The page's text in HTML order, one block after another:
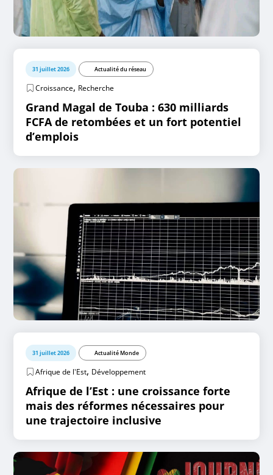
31 juillet 2026 Actualité du réseau
Croissance, Recherche
Grand Magal de Touba : 630 milliards
FCFA de retombées et un fort potentiel
d’emplois
31 juillet 2026 Actualité Monde
Afrique de l'Est, Développement
Afrique de l’Est : une croissance forte
mais des réformes nécessaires pour
une trajectoire inclusive